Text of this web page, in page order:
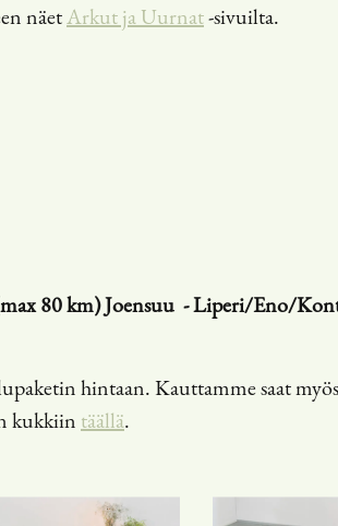
näetArkut ja Uurnat-sivuilta.
80 km) Joensuu - Liperi/Eno/
hintaan. Kauttamme saat
kukkiin täällä.